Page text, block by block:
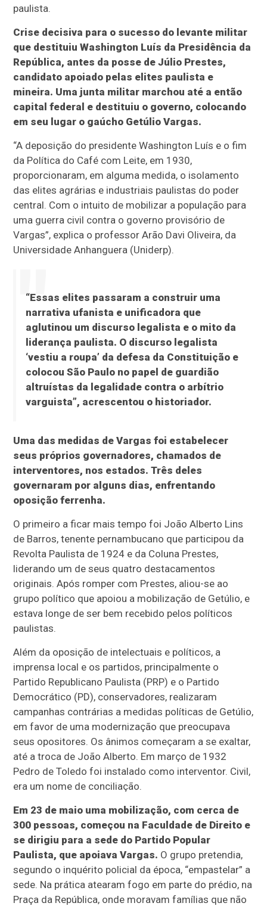
paulista.
Crise decisiva para o sucesso do levante militar
que destituiu Washington Luís da Presidência da
República, antes da posse de Júlio Prestes,
candidato apoiado pelas elites paulista e
mineira. Uma junta militar marchou até a então
capital federal e destituiu o governo, colocando
em seu lugar o gaúcho Getúlio Vargas.
“A deposição do presidente Washington Luís e o fim
da Política do Café com Leite, em 1930,
proporcionaram, em alguma medida, o isolamento
das elites agrárias e industriais paulistas do poder
central. Com o intuito de mobilizar a população para
uma guerra civil contra o governo provisório de
Vargas”, explica o professor Arão Davi Oliveira, da
Universidade Anhanguera (Uniderp).
“Essas elites passaram a construir uma
narrativa ufanista e unificadora que
aglutinou um discurso legalista e o mito da
liderança paulista. O discurso legalista
‘vestiu a roupa’ da defesa da Constituição e
colocou São Paulo no papel de guardião
altruístas da legalidade contra o arbítrio
varguista”, acrescentou o historiador.
Uma das medidas de Vargas foi estabelecer
seus próprios governadores, chamados de
interventores, nos estados. Três deles
governaram por alguns dias, enfrentando
oposição ferrenha.
O primeiro a ficar mais tempo foi João Alberto Lins
de Barros, tenente pernambucano que participou da
Revolta Paulista de 1924 e da Coluna Prestes,
liderando um de seus quatro destacamentos
originais. Após romper com Prestes, aliou-se ao
grupo político que apoiou a mobilização de Getúlio, e
estava longe de ser bem recebido pelos políticos
paulistas.
Além da oposição de intelectuais e políticos, a
imprensa local e os partidos, principalmente o
Partido Republicano Paulista (PRP) e o Partido
Democrático (PD), conservadores, realizaram
campanhas contrárias a medidas políticas de Getúlio,
em favor de uma modernização que preocupava
seus opositores. Os ânimos começaram a se exaltar,
até a troca de João Alberto. Em março de 1932
Pedro de Toledo foi instalado como interventor. Civil,
era um nome de conciliação.
Em 23 de maio uma mobilização, com cerca de
300 pessoas, começou na Faculdade de Direito e
se dirigiu para a sede do Partido Popular
Paulista, que apoiava Vargas. O grupo pretendia,
segundo o inquérito policial da época, “empastelar” a
sede. Na prática atearam fogo em parte do prédio, na
Praça da República, onde moravam famílias que não